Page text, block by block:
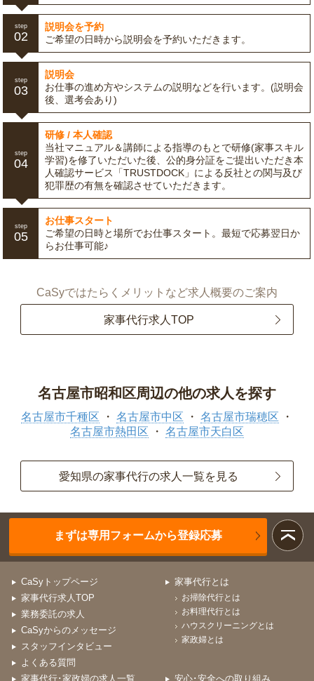
step
02
説明会を予約
ご希望の日時から説明会を予約いただきます。
step
03
説明会
お仕事の進め方やシステムの説明などを行います。(説明会
後、選考会あり)
step
04
研修 / 本人確認
当社マニュアル＆講師による指導のもとで研修(家事スキル
学習)を修了いただいた後、公的身分証をご提出いただき本
人確認サービス「TRUSTDOCK」による反社との関与及び
犯罪歴の有無を確認させていただきます。
step
05
お仕事スタート
ご希望の日時と場所でお仕事スタート。最短で応募翌日か
らお仕事可能♪
CaSyではたらくメリットなど求人概要のご案内
家事代行求人TOP
名古屋市昭和区周辺の他の求人を探す
名古屋市千種区 名古屋市中区
名古屋市瑞穂区
名古屋市熱田区
名古屋市天白区
愛知県の家事代行の求人一覧を見る
まずは専用フォームから登録応募
CaSyトップページ
家事代行求人TOP
業務委託の求人
CaSyからのメッセージ
スタッフインタビュー
よくある質問
家事代行とは
お掃除代行とは
お料理代行とは
ハウスクリーニングとは
家政婦とは
家事代行･家政婦の求人一覧 安心･安全への取り組み